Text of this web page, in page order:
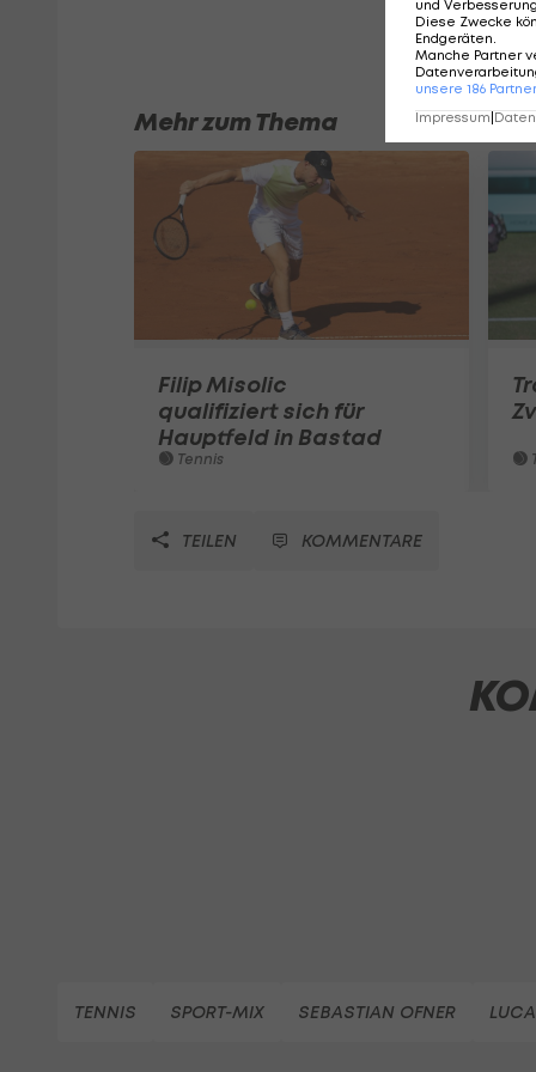
Mehr zum Thema
Filip Misolic
qualifiziert sich für
Hauptfeld in Bastad
Tennis
TEILEN KOMMENTARE
TENNIS SPORT-MIX SEBASTIAN OFNER
und
Diese Zwecke
Endgeräten
Manche Partner
unsere 186 Partner
Impressum|